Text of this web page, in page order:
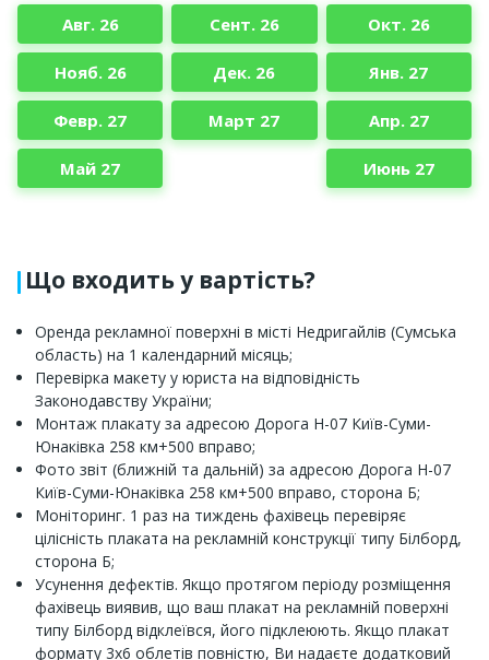
Авг. 26 Сент. 26 Окт. 26
Нояб. 26 Дек. 26 Янв. 27
Февр. 27 Март 27 Апр. 27
Май 27 Июнь 27
Що входить у вартість?
Оренда рекламної поверхні в місті Недригайлів (Сумська
область) на 1 календарний місяць;
Перевірка макету у юриста на відповідність
Законодавству України;
Монтаж плакату за адресою Дорога Н-07 Київ-Суми-
Юнаківка 258 км+500 вправо;
Фото звіт (ближній та дальній) за адресою Дорога Н-07
Київ-Суми-Юнаківка 258 км+500 вправо, сторона Б;
Моніторинг. 1 раз на тиждень фахівець перевіряє
цілісність плаката на рекламній конструкції типу Білборд,
сторона Б;
Усунення дефектів. Якщо протягом періоду розміщення
фахівець виявив, що ваш плакат на рекламній поверхні
типу Білборд відклеївся, його підклеюють. Якщо плакат
формату 3х6 облетів повністю, Ви надаєте додатковий